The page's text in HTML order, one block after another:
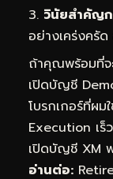
วินัยสำคัญ
อย่างเคร่งครั
ถ้าคุณพร้อมที่จ
เปิดบัญชี
โบรกเกอร์ที่ผ
Execution เร็
เปิดบัญชี XM
อ่านต่อ: